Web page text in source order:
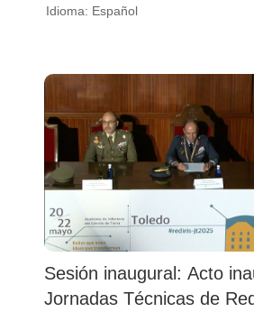
Idioma: Español
Sesión inaugural: Acto
Jornadas Técnicas de